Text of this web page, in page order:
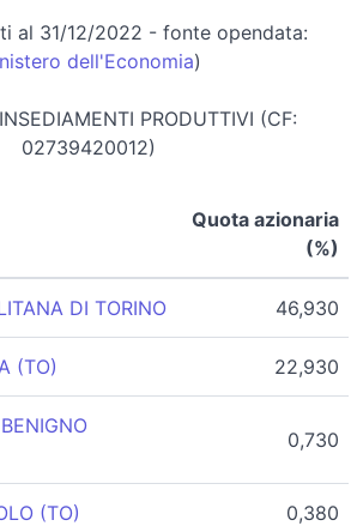
al 31/12/2022 - fonte opendata:
dell'Economia)
PRODUTTIVI (CF:
02739420012)
Quota azionaria
(%)
DI TORINO 46,930
(TO) 22,930
0,730
(TO) 0,380